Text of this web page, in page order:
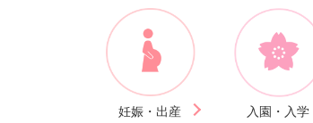
妊娠・出産 入園・入学